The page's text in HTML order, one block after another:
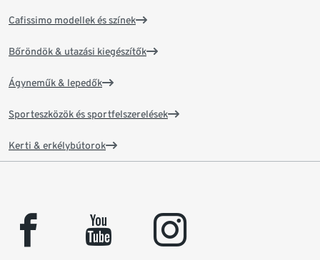
Cafissimo modellek és színek
Bőröndök & utazási kiegészítők
Ágyneműk & lepedők
Sporteszközök és sportfelszerelések
Kerti & erkélybútorok
facebook youtube instagram